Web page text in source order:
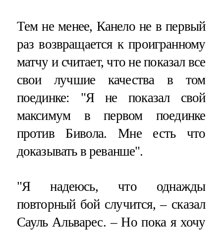
Тем не менее, Канело не в первый
раз возвращается к проигранному
матчу и считает, что не показал все
свои лучшие качества в том
поединке: "Я не показал свой
максимум в первом поединке
против Бивола. Мне есть что
доказывать в реванше".
"Я надеюсь, что однажды
повторный бой случится, – сказал
Сауль Альварес. – Но пока я хочу